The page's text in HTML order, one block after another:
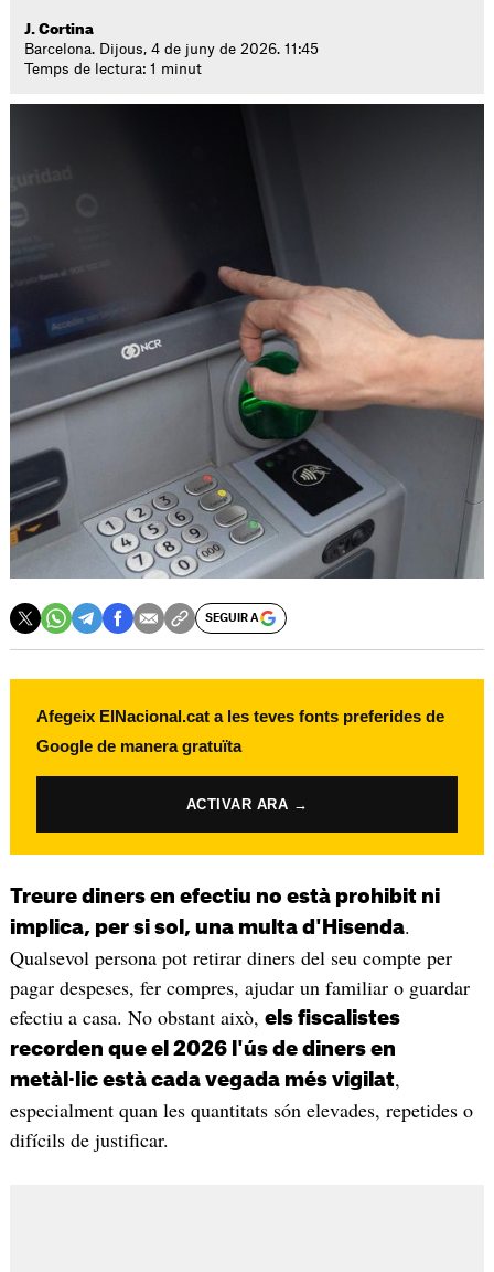
J. Cortina
Barcelona. Dijous, 4 de juny de 2026. 11:45
Temps de lectura: 1 minut
SEGUIR A
Afegeix ElNacional.cat a les teves fonts preferides de
Google de manera gratuïta
ACTIVAR ARA →
Treure diners en efectiu no està prohibit ni
implica, per si sol, una multa d'Hisenda.
Qualsevol persona pot retirar diners del seu compte per
pagar despeses, fer compres, ajudar un familiar o guardar
efectiu a casa. No obstant això, els fiscalistes
recorden que el 2026 l'ús de diners en
metàl·lic està cada vegada més vigilat,
especialment quan les quantitats són elevades, repetides o
difícils de justificar.